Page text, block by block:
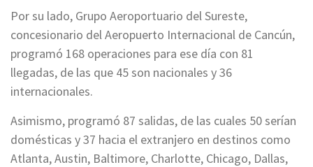
Por su lado, Grupo Aeroportuario del Sureste,
concesionario del Aeropuerto Internacional de Cancún,
programó 168 operaciones para ese día con 81
llegadas, de las que 45 son nacionales y 36
internacionales.
Asimismo, programó 87 salidas, de las cuales 50 serían
domésticas y 37 hacia el extranjero en destinos como
Atlanta, Austin, Baltimore, Charlotte, Chicago, Dallas,